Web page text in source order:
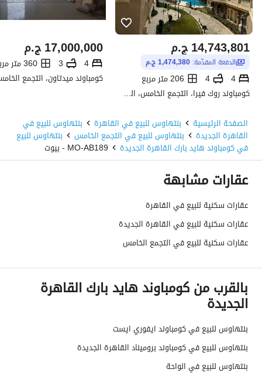
ج.م14,743,801
الدفعة المقدّمة: 1,474,380 ج.م
4
4
206 متر مربع
كومباوند روك فيرا، التجمع الخامس، القاهرة الجديدة، القاهرة
ج.م17,000,000
4
3 360 متر مربع
الصفحة الرئيسية بنتهاوس للبيع في القاهرة بنتهاوس للبيع في
القاهرة الجديدة بنتهاوس للبيع في التجمع الخامس بنتهاوس للبيع
في كومباوند هايد بارك القاهرة الجديدة MO-AB189 - بيوت
عقارات مشابهة
عقارات سكنية للبيع في القاهرة
عقارات سكنية للبيع في القاهرة الجديدة
عقارات سكنية للبيع في التجمع الخامس
بالقرب من كومباوند هايد بارك القاهرة
الجديدة
بنتهاوس للبيع في كومباوند ايفوري ايست
بنتهاوس للبيع في كومباوند بروميناد القاهرة الجديدة
بنتهاوس للبيع في الواحة